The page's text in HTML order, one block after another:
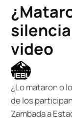
video
¿Lo mataron o
de los
Zambada a